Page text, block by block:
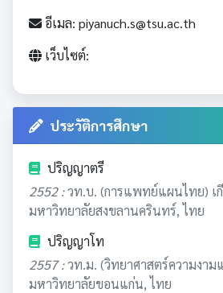
อีเมล: piyanuch.s@tsu.ac.th
เว็บไซต์:
ประวัติการศึกษา
ปริญญาตรี
2552 :วท.บ. (การแพทย์แผนไทย) เ
มหาวิทยาลัยสงขลานครินทร์, ไทย
ปริญญาโท
2557 :วท.ม. (วิทยาศาสตร์ความงาม
มหาวิทยาลัยขอนแก่น, ไทย